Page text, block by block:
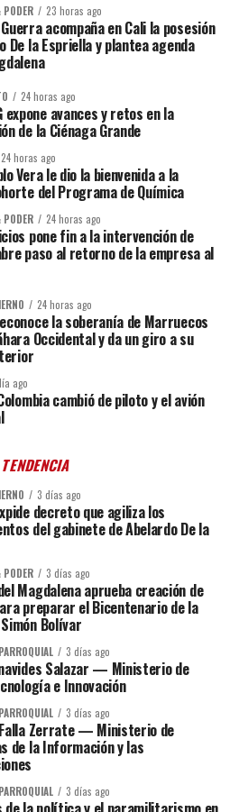
23 horas ago
acompaña en Cali la posesión
De la Espriella y plantea agenda
24 horas ago
expone avances y retos en la
de la Ciénaga Grande
24 horas ago
Vera le dio la bienvenida a la
del Programa de Química
24 horas ago
pone fin a la intervención de
paso al retorno de la empresa al
24 horas ago
la soberanía de Marruecos
Occidental y da un giro a su
ago
cambió de piloto y el avión
TENDENCIA
3 días ago
decreto que agiliza los
del gabinete de Abelardo De la
3 días ago
Magdalena aprueba creación de
preparar el Bicentenario de la
Bolívar
3 días ago
Salazar — Ministerio de
e Innovación
3 días ago
Zerrate — Ministerio de
de la Información y las
3 días ago